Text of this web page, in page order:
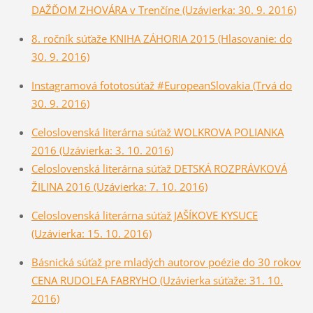
DAŽĎOM ZHOVÁRA v Trenčíne (Uzávierka: 30. 9. 2016)
8. ročník súťaže KNIHA ZÁHORIA 2015 (Hlasovanie: do
30. 9. 2016)
Instagramová fototosúťaž #EuropeanSlovakia (Trvá do
30. 9. 2016)
Celoslovenská literárna sú­ťaž WOLKROVA POLIANKA
2016 (Uzávierka: 3. 10. 2016)
Celoslovenská literárna súťaž DETSKÁ ROZPRÁVKOVÁ
ŽILINA 2016 (Uzávierka: 7. 10. 2016)
Celoslovenská literárna súťaž JAŠÍKOVE KYSUCE
(Uzávierka: 15. 10. 2016)
Básnická súťaž pre mladých autorov poézie do 30 rokov
CENA RUDOLFA FABRYHO (Uzávierka súťaže: 31. 10.
2016)